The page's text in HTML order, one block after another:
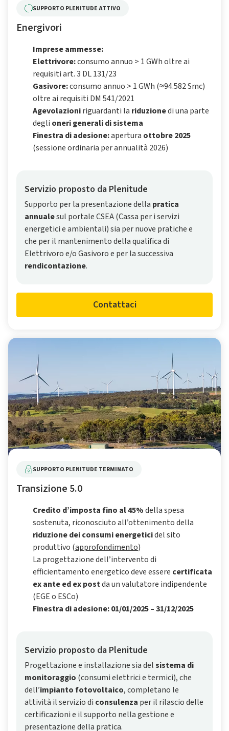
SUPPORTO PLENITUDE ATTIVO
Energivori
Imprese ammesse:
Elettrivore:consumo annuo > 1 GWh oltre ai
requisiti art. 3 DL 131/23
Gasivore:consumo annuo > 1 GWh (≈94.582 Smc)
oltre ai requisiti DM 541/2021
Agevolazioniriguardanti la riduzionedi una parte
degli oneri generali di sistema
Finestra di adesione:apertura ottobre 2025
(sessione ordinaria per annualità 2026)
Servizio proposto da Plenitude
Supporto per la presentazione della pratica
annualesul portale CSEA (Cassa per i servizi
energetici e ambientali) sia per nuove pratiche e
che per il mantenimento della qualifica di
Elettrivoro e/o Gasivoro e per la successiva
rendicontazione.
Contattaci
SUPPORTO PLENITUDE TERMINATO
Transizione 5.0
Credito d’imposta fino al 45%della spesa
sostenuta, riconosciuto all’ottenimento della
riduzione deiconsumi energeticidel sito
produttivo (approfondimento)
La progettazione dell’intervento di
efficientamento energetico deve essere certificata
ex ante ed ex postda un valutatore indipendente
(EGE o ESCo)
Finestra di adesione: 01/01/2025 – 31/12/2025
Servizio proposto da Plenitude
Progettazione e installazione sia delsistema di
monitoraggio (consumi elettrici e termici), che
dell’impianto fotovoltaico, completano le
attività il servizio di consulenza per il rilascio delle
certificazioni e il supporto nella gestione e
presentazione della pratica.